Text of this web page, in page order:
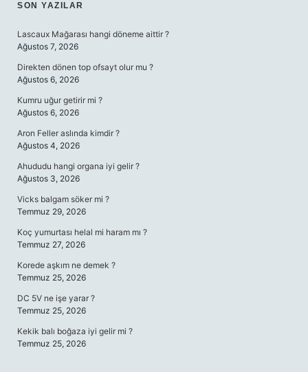
SIDEBAR
SON YAZILAR
Lascaux Mağarası hangi döneme aittir ?
Ağustos 7, 2026
Direkten dönen top ofsayt olur mu ?
Ağustos 6, 2026
Kumru uğur getirir mi ?
Ağustos 6, 2026
Aron Feller aslında kimdir ?
Ağustos 4, 2026
Ahududu hangi organa iyi gelir ?
Ağustos 3, 2026
Vicks balgam söker mi ?
Temmuz 29, 2026
Koç yumurtası helal mi haram mı ?
Temmuz 27, 2026
Korede aşkım ne demek ?
Temmuz 25, 2026
DC 5V ne işe yarar ?
Temmuz 25, 2026
Kekik balı boğaza iyi gelir mi ?
Temmuz 25, 2026